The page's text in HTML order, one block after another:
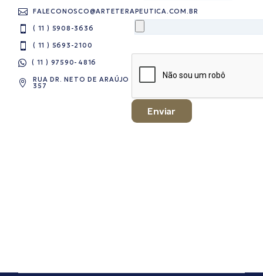
FALECONOSCO@ARTETERAPEUTICA.COM.BR
( 11 ) 5908-3636
( 11 ) 5693-2100
( 11 ) 97590-4816​
RUA DR. NETO DE ARAÚJO
357
Enviar